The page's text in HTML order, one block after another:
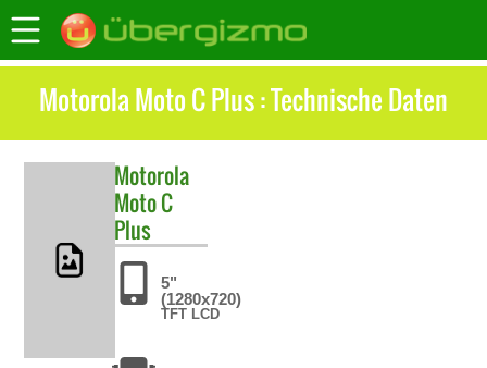
Motorola Moto C Plus : Technische Daten
Motorola
Moto C
Plus
5"
(1280x720)
TFT LCD